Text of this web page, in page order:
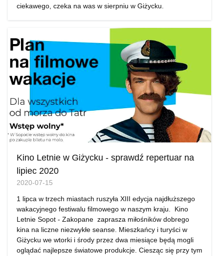
ciekawego, czeka na was w sierpniu w Giżycku.
Kino Letnie w Giżycku - sprawdź repertuar na
lipiec 2020
2020-07-15
1 lipca w trzech miastach ruszyła XIII edycja najdłuższego
wakacyjnego festiwalu filmowego w naszym kraju. Kino
Letnie Sopot - Zakopane zaprasza miłośników dobrego
kina na liczne niezwykłe seanse. Mieszkańcy i turyści w
Giżycku we wtorki i środy przez dwa miesiące będą mogli
oglądać najlepsze światowe produkcje. Ciesząc się przy tym